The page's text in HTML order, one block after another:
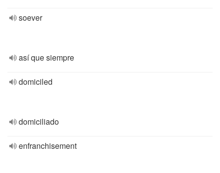
soever
así que siempre
domiciled
domiciliado
enfranchisement